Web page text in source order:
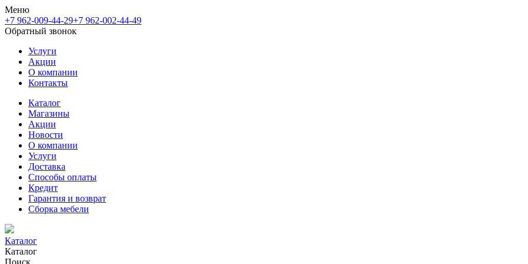
Меню
+7 962-009-44-29+7 962-002-44-49
Обратный звонок
Услуги
Акции
О компании
Контакты
Каталог
Магазины
Акции
Новости
О компании
Услуги
Доставка
Способы оплаты
Кредит
Гарантия и возврат
Сборка мебели
Каталог
Каталог
Поиск